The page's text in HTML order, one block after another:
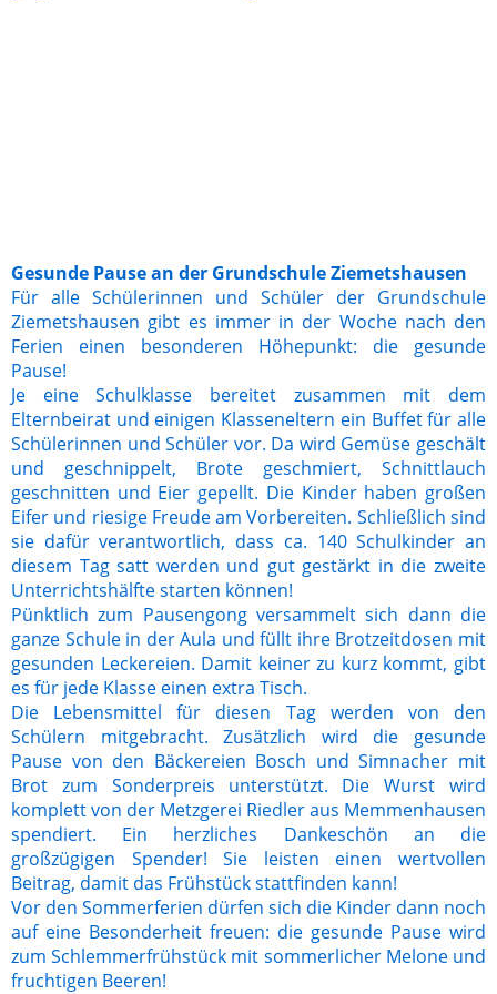
Gesunde Pause an der Grundschule Ziemetshausen
Für alle Schülerinnen und Schüler der Grundschule
Ziemetshausen gibt es immer in der Woche nach den
Ferien einen besonderen Höhepunkt: die gesunde
Pause!
Je eine Schulklasse bereitet zusammen mit dem
Elternbeirat und einigen Klasseneltern ein Buffet für alle
Schülerinnen und Schüler vor. Da wird Gemüse geschält
und geschnippelt, Brote geschmiert, Schnittlauch
geschnitten und Eier gepellt. Die Kinder haben großen
Eifer und riesige Freude am Vorbereiten. Schließlich sind
sie dafür verantwortlich, dass ca. 140 Schulkinder an
diesem Tag satt werden und gut gestärkt in die zweite
Unterrichtshälfte starten können!
Pünktlich zum Pausengong versammelt sich dann die
ganze Schule in der Aula und füllt ihre Brotzeitdosen mit
gesunden Leckereien. Damit keiner zu kurz kommt, gibt
es für jede Klasse einen extra Tisch.
Die Lebensmittel für diesen Tag werden von den
Schülern mitgebracht. Zusätzlich wird die gesunde
Pause von den Bäckereien Bosch und Simnacher mit
Brot zum Sonderpreis unterstützt. Die Wurst wird
komplett von der Metzgerei Riedler aus Memmenhausen
spendiert. Ein herzliches Dankeschön an die
großzügigen Spender! Sie leisten einen wertvollen
Beitrag, damit das Frühstück stattfinden kann!
Vor den Sommerferien dürfen sich die Kinder dann noch
auf eine Besonderheit freuen: die gesunde Pause wird
zum Schlemmerfrühstück mit sommerlicher Melone und
fruchtigen Beeren!